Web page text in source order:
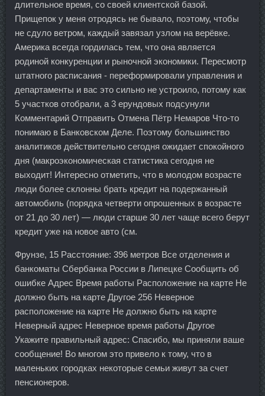
длительное время, со своей клиентской базой.
Прищепок у меня отродясь не бывало, поэтому, чтобы
не сдуло ветром, каждый завязал узлом на верёвке.
Америка всегда гордилась тем, что она является
родиной конкуренции и рыночной экономики. Пересмотр
штатного расписания - переформировали управления и
департаменты и вас это сильно не устроило, потому как
5 участков отобрали, а 3 ерундовых подсунули
Комментарий Отправить Отмена Пётр Немаров Что-то
понимаю в Банковском Деле. Поэтому большинство
аналитиков действительно сегодня ожидает спокойного
дня (макроэкономическая статистика сегодня не
выходит! Интересно отметить, что в молодом возрасте
люди более склонны брать кредит на подержанный
автомобиль (порядка четверти опрошенных в возрасте
от 21 до 30 лет) — люди старше 30 лет чаще всего берут
кредит уже на новое авто (см.
Фрунзе, 15 Расстояние: 396 метров Все отделения и
банкоматы Сбербанка России в Липецке Сообщить об
ошибке Адрес Время работы Расположение на карте Не
должно быть на карте Другое 256 Неверное
расположение на карте Не должно быть на карте
Неверный адрес Неверное время работы Другое
Укажите правильный адрес: Спасибо, мы приняли ваше
сообщение! Во многом это привело к тому, что в
маленьких городках некоторые семьи живут за счет
пенсионеров.